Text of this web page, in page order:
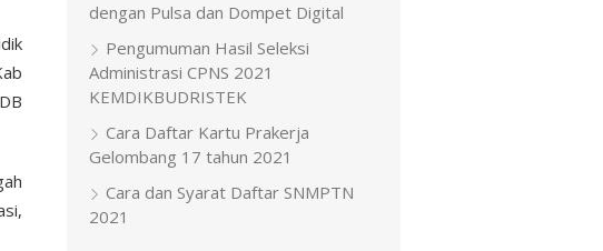
dengan Pulsa dan Dompet Digital
Pengumuman Hasil Seleksi
Administrasi CPNS 2021
KEMDIKBUDRISTEK
Cara Daftar Kartu Prakerja
Gelombang 17 tahun 2021
Cara dan Syarat Daftar SNMPTN
2021